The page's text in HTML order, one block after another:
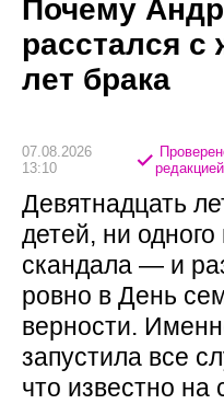
Почему
расстался с
лет брака
07.08.2026
13:10
редакцией
Девятнадцать
детей, ни одного
скандала — и
ровно в День
верности.
запустила все
что известно